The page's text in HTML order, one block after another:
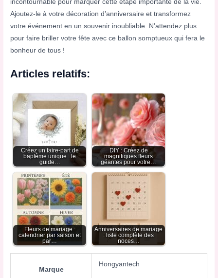
incontournable pour marquer cette étape importante de la vie.
Ajoutez-le à votre décoration d’anniversaire et transformez
votre événement en un souvenir inoubliable. N’attendez plus
pour faire briller votre fête avec ce ballon somptueux qui fera le
bonheur de tous !
Articles relatifs:
Créez un faire-part de
baptême unique : le
guide…
DIY : Créez de
magnifiques fleurs
géantes pour votre…
Fleurs de mariage :
calendrier par saison et
par…
Anniversaires de mariage
: liste complète des
noces…
Marque
Hongyantech